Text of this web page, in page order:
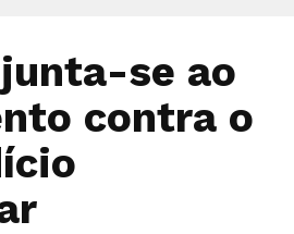
se ao
contra o